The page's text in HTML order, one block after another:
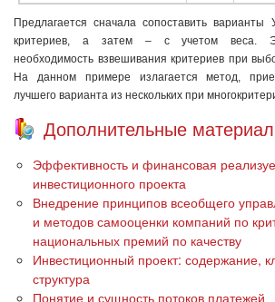
Предлагается сначала сопоставить
критериев, а затем – с учетом веса.
необходимость взвешивания критериев при
На данном примере излагается метод,
лучшего варианта из нескольких при
Дополнительные
Эффективность и финансовая
инвестиционного проекта
Внедрение принципов всеобщего
и методов самооценки компаний по
национальных премий по качеству
Инвестиционный проект: содержание,
структура
Понятие и сущность потоков платежей